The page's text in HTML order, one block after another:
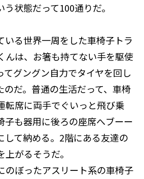
状態だって100通りだ。
る世界一周をした車椅子トラ
んは、お箸も持てない手を駆使
てグングン自力でタイヤを回し
のだ。普通の生活だって、車椅
転席に両手でぐいっと飛び乗
子も器用に後ろの座席へブーー
して納める。2階にある友達の
がるそうだ。
のぼったアスリート系の車椅子